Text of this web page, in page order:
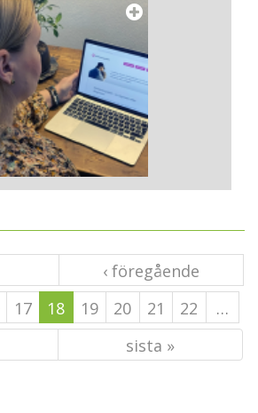
‹ föregående
17 18 19 20 21 22
…
sista »